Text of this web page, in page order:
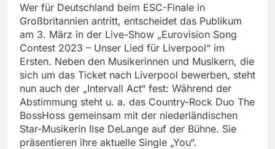
Wer für Deutschland beim ESC-Finale in
Großbritannien antritt, entscheidet das Publikum
am 3. März in der Live-Show „Eurovision Song
Contest 2023 – Unser Lied für Liverpool“ im
Ersten. Neben den Musikerinnen und Musikern, die
sich um das Ticket nach Liverpool bewerben, steht
nun auch der „Intervall Act“ fest: Während der
Abstimmung steht u. a. das Country-Rock Duo The
BossHoss gemeinsam mit der niederländischen
Star-Musikerin Ilse DeLange auf der Bühne. Sie
präsentieren ihre aktuelle Single „You“.